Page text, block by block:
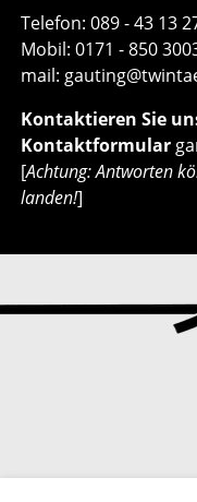
Telefon: 089 - 43 13
Mobil: 0171 - 850
mail:
Kontaktieren Sie
Kontaktformular
[Achtung: Antworten
landen!]